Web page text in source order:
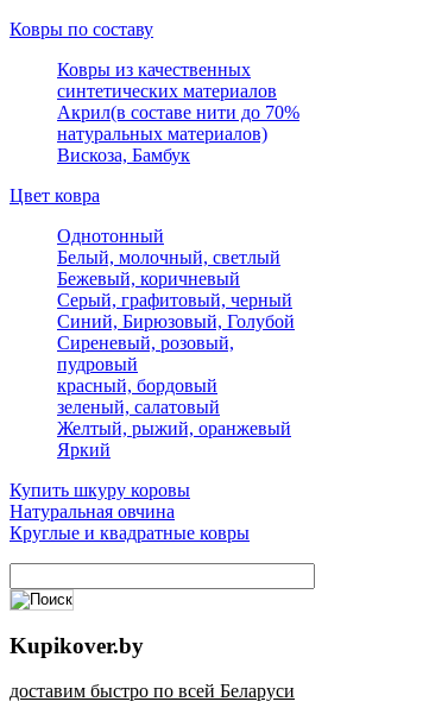
Ковры по составу
Ковры из качественных
синтетических материалов
Акрил(в составе нити до 70%
натуральных материалов)
Вискоза, Бамбук
Цвет ковра
Однотонный
Белый, молочный, светлый
Бежевый, коричневый
Серый, графитовый, черный
Синий, Бирюзовый, Голубой
Сиреневый, розовый,
пудровый
красный, бордовый
зеленый, салатовый
Желтый, рыжий, оранжевый
Яркий
Купить шкуру коровы
Натуральная овчина
Круглые и квадратные ковры
Kupikover.by
доставим быстро по всей Беларуси